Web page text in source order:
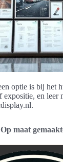
optie is bij het
en leer
maat